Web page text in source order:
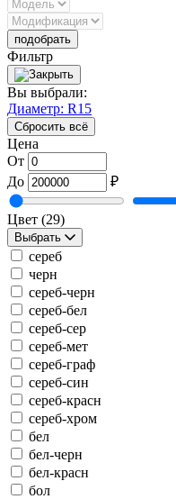
подобрать
Фильтр
Вы выбрали:
Диаметр: R15
Сбросить всё
Цена
От
До
₽
Цвет (29)
Выбрать
сереб
черн
сереб-черн
сереб-бел
сереб-сер
сереб-мет
сереб-граф
сереб-син
сереб-красн
сереб-хром
бел
бел-черн
бел-красн
бол